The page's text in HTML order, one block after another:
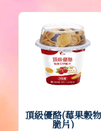
頂級優酪(莓果穀物
脆片)